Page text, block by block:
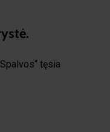
tęsia